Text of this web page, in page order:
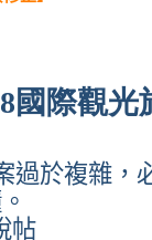
國際觀
過於複雜，
帖